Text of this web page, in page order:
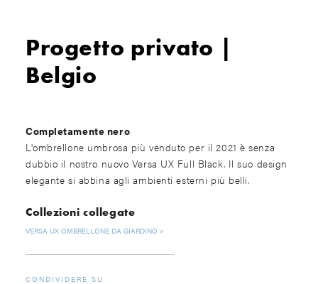
Progetto privato |
Belgio
Completamente nero
L'ombrellone umbrosa più venduto per il 2021 è senza
dubbio il nostro nuovo Versa UX Full Black. Il suo design
elegante si abbina agli ambienti esterni più belli.
Collezioni collegate
VERSA UX OMBRELLONE DA GIARDINO
CONDIVIDERE SU